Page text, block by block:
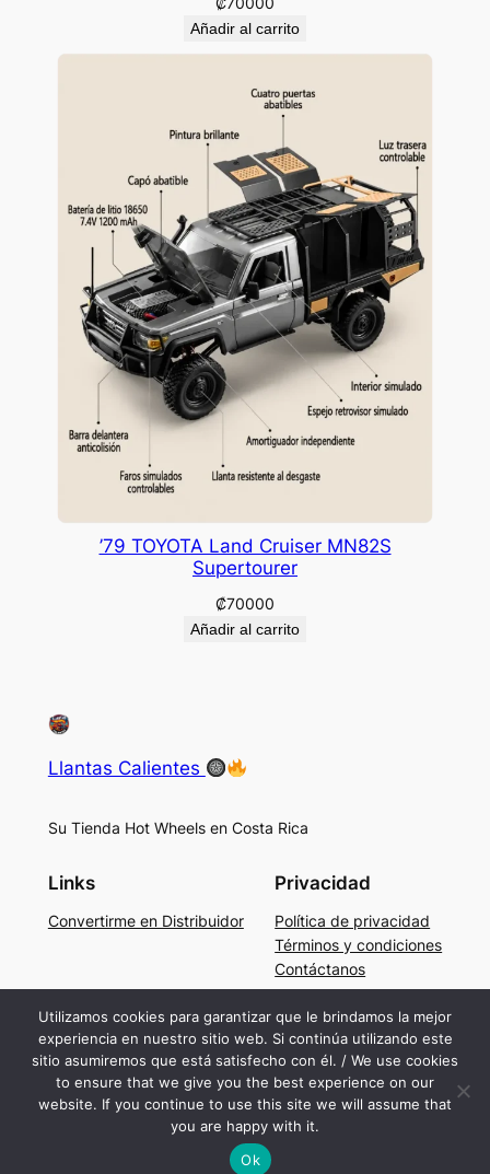
Añadir al carrito
’79 TOYOTA Land Cruiser MN82S
Supertourer
₡70000
Añadir al carrito
Llantas Calientes
Su Tienda Hot Wheels en Costa Rica
Links
Convertirme en Distribuidor
Privacidad
Política de privacidad
Términos y condiciones
Contáctanos
Social
Facebook
Instagram
TikTok
Utilizamos cookies para garantizar que le brindamos la mejor
experiencia en nuestro sitio web. Si continúa utilizando este
sitio asumiremos que está satisfecho con él. / We use cookies
to ensure that we give you the best experience on our
website. If you continue to use this site we will assume that
you are happy with it.
Ok